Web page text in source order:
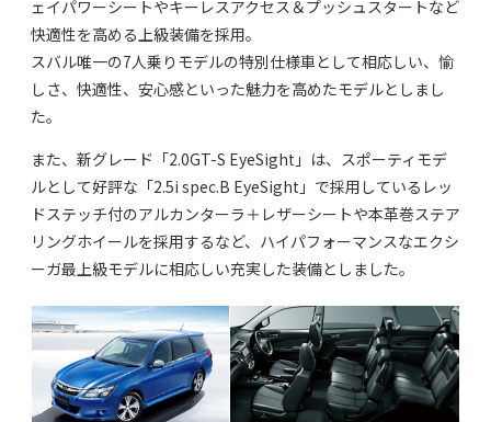
ェイパワーシートやキーレスアクセス＆プッシュスタートなど
快適性を高める上級装備を採用。
スバル唯一の7人乗りモデルの特別仕様車として相応しい、愉
しさ、快適性、安心感といった魅力を高めたモデルとしまし
た。
また、新グレード「2.0GT-S EyeSight」は、スポーティモデ
ルとして好評な「2.5i spec.B EyeSight」で採用しているレッ
ドステッチ付のアルカンターラ＋レザーシートや本革巻ステア
リングホイールを採用するなど、ハイパフォーマンスなエクシ
ーガ最上級モデルに相応しい充実した装備としました。